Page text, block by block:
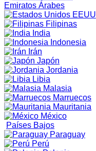
Emiratos Árabes
EEUU
Filipinas
India
Indonesia
Irán
Japón
Jordania
Libia
Malasia
Marruecos
Mauritania
México
Países Bajos
Paraguay
Perú